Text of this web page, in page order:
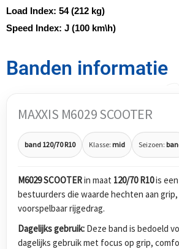
Load Index: 54 (212 kg)
Speed Index: J (100 km\h)
Banden informatie
MAXXIS M6029 SCOOTER
band 120/70 R10 Klasse: mid Seizoen:
M6029 SCOOTERin maat 120/70 R10is een
bestuurders die waarde hechten aan
voorspelbaar rijgedrag.
Dagelijks gebruik: Deze band is bedoeld
dagelijks gebruik met focus op grip,